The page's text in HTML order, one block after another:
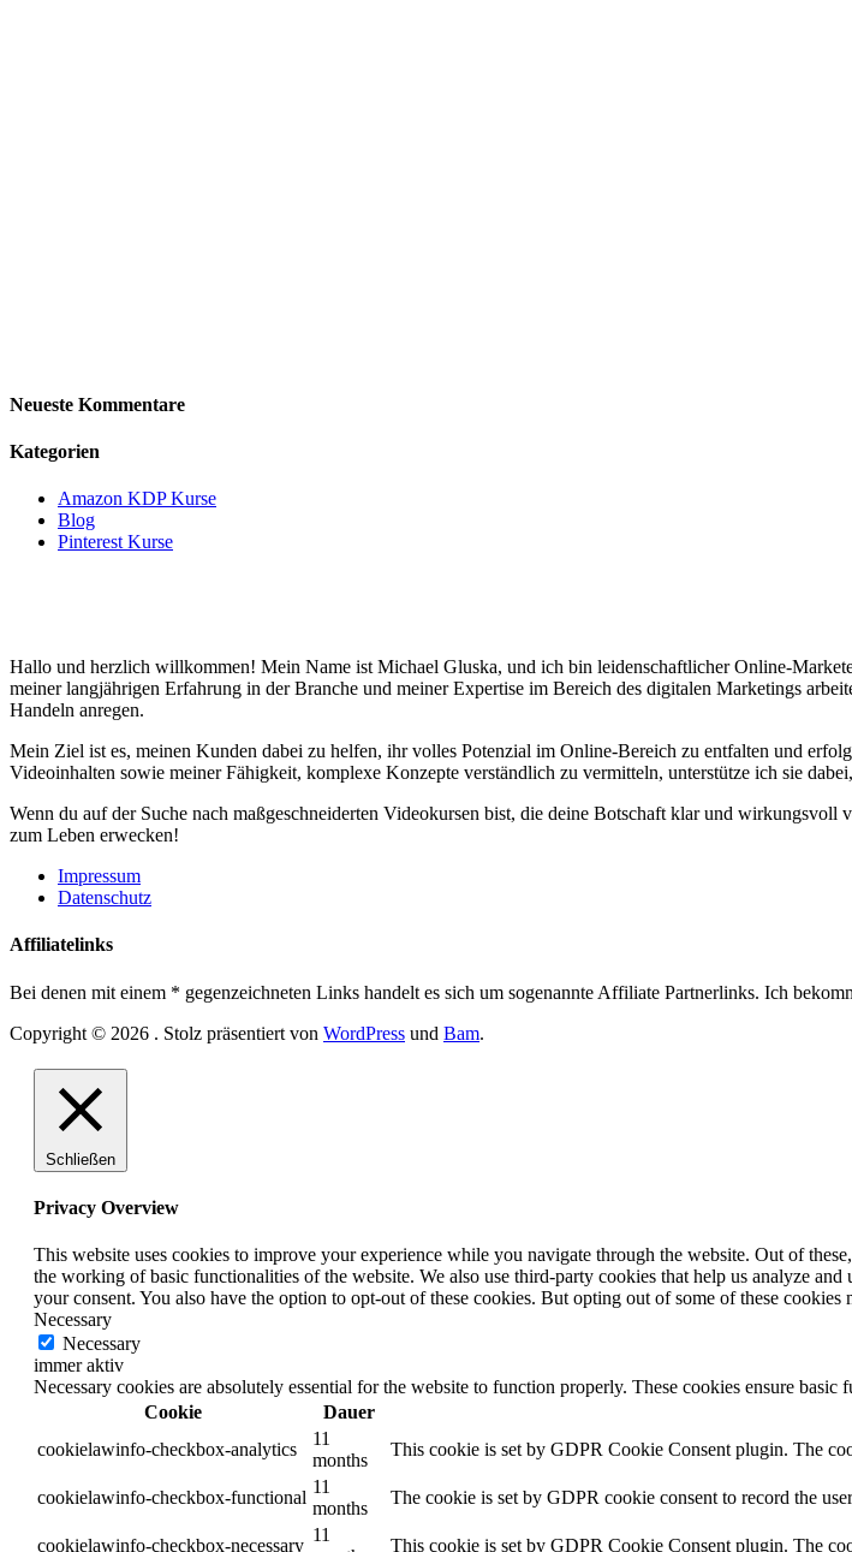
Neueste Kommentare
Kategorien
Amazon KDP Kurse
Blog
Pinterest Kurse
Hallo und herzlich willkommen! Mein Name ist Michael Gluska, und ich bin leidenschaftlicher Online-
meiner langjährigen Erfahrung in der Branche und meiner Expertise im Bereich des digitalen Marketings
Handeln anregen.
Mein Ziel ist es, meinen Kunden dabei zu helfen, ihr volles Potenzial im Online-Bereich zu entfalten und
Videoinhalten sowie meiner Fähigkeit, komplexe Konzepte verständlich zu vermitteln, unterstütze ich sie
Wenn du auf der Suche nach maßgeschneiderten Videokursen bist, die deine Botschaft klar und
zum Leben erwecken!
Impressum
Datenschutz
Affiliatelinks
Bei denen mit einem * gegenzeichneten Links handelt es sich um sogenannte Affiliate Partnerlinks. Ich
Copyright © 2026 . Stolz präsentiert von WordPress und Bam.
Schließen
Privacy Overview
This website uses cookies to improve your experience while you navigate through the website. Out of
the working of basic functionalities of the website. We also use third-party cookies that help us analyze
your consent. You also have the option to opt-out of these cookies. But opting out of some of these
Necessary
Necessary
immer aktiv
Necessary cookies are absolutely essential for the website to function properly. These cookies ensure
Cookie
Dauer
cookielawinfo-checkbox-analytics
11
months
This cookie is set by GDPR Cookie Consent plugin. The
cookielawinfo-checkbox-functional
11
months
The cookie is set by GDPR cookie consent to record the
cookielawinfo-checkbox-necessary
11
This cookie is set by GDPR Cookie Consent plugin. The